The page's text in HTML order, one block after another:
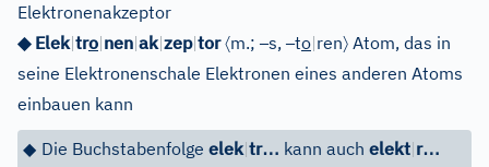
Elektronenakzeptor
◆ Elek|tro|nen|ak|zep|tor 〈m.;–s,–to|ren〉 Atom, das in
seine Elektronenschale Elektronen eines anderen Atoms
einbauen kann
◆ Die Buchstabenfolge elek|tr… kann auch elekt|r…